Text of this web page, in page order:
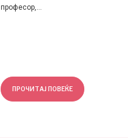
професор,...
ПРОЧИТАЈ ПОВЕЌЕ